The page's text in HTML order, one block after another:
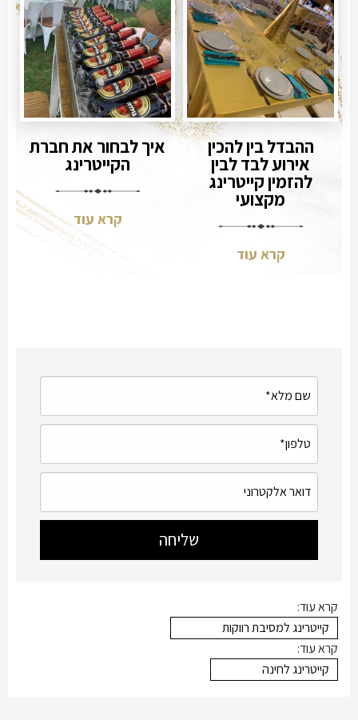
ההבדל בין להכין
אירוע לבד לבין
להזמין קייטרינג
מקצועי
קרא עוד
איך לבחור את חברת
הקייטרינג
קרא עוד
קרא עוד:
קייטרינג למסיבת רווקות
קרא עוד:
קייטרינג לחינה